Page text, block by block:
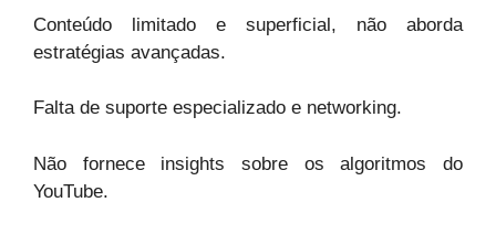
Conteúdo limitado e superficial, não aborda
estratégias avançadas.
Falta de suporte especializado e networking.
Não fornece insights sobre os algoritmos do
YouTube.